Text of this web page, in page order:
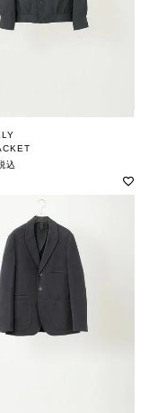
チケリー
込